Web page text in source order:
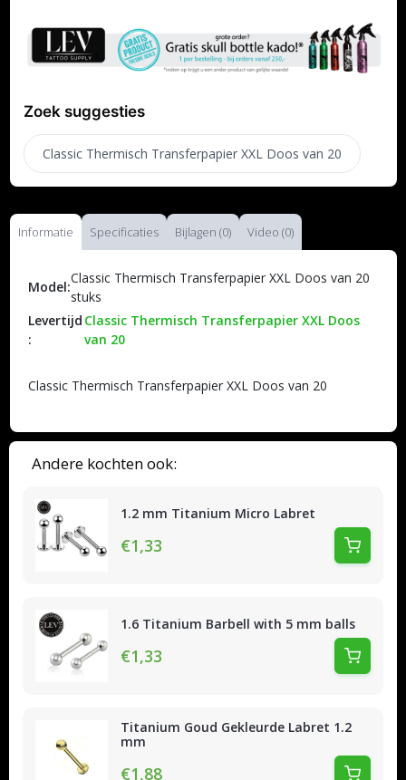
Andere kochten ook:
1.2 mm Titanium Micro Labret
€1,33
1.6 Titanium Barbell with 5 mm balls
€1,33
Titanium Goud Gekleurde Labret 1.2
mm
€1,88
Zoek suggesties
Classic Thermisch Transferpapier XXL Doos van 20
Informatie Specificaties Bijlagen (0) Video (0)
Model:
Classic Thermisch Transferpapier XXL Doos van 20
stuks
Levertijd
:
Classic Thermisch Transferpapier XXL Doos
van 20
Classic Thermisch Transferpapier XXL Doos van 20